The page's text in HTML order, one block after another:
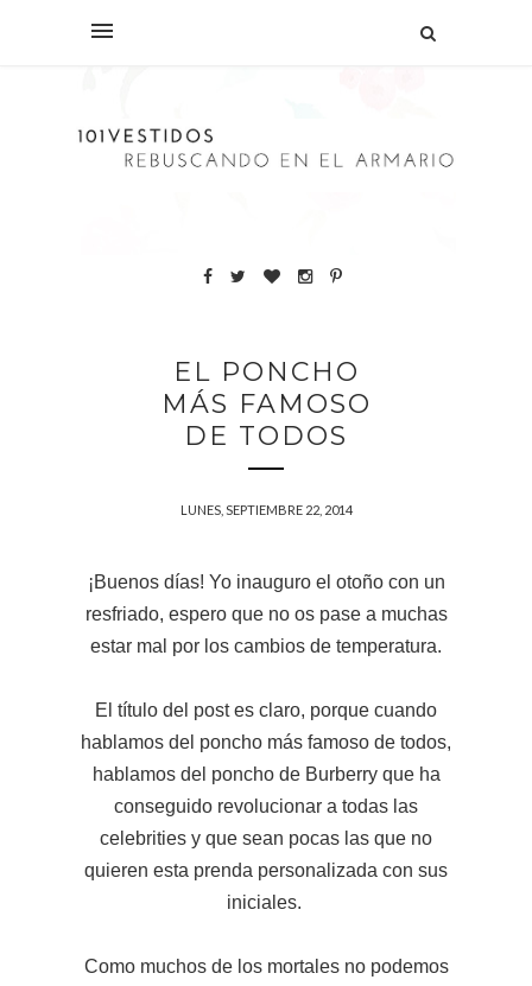
EL PONCHO
MÁS FAMOSO
DE TODOS
LUNES, SEPTIEMBRE 22, 2014
¡Buenos días! Yo inauguro el otoño con un
resfriado, espero que no os pase a muchas
estar mal por los cambios de temperatura.
El título del post es claro, porque cuando
hablamos del poncho más famoso de todos,
hablamos del poncho de Burberry que ha
conseguido revolucionar a todas las
celebrities y que sean pocas las que no
quieren esta prenda personalizada con sus
iniciales.
Como muchos de los mortales no podemos